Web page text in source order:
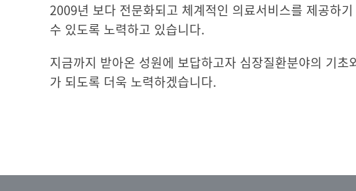
2009년 보다 전문화되고 체계적인 의료서비스를 제공하
수 있도록 노력하고 있습니다.
지금까지 받아온 성원에 보답하고자 심장질환분야의 기
가 되도록 더욱 노력하겠습니다.